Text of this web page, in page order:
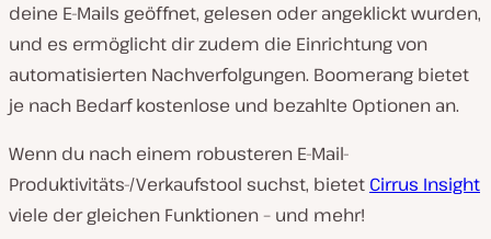
deine E-Mails geöffnet, gelesen oder angeklickt wurden,
und es ermöglicht dir zudem die Einrichtung von
automatisierten Nachverfolgungen. Boomerang bietet
je nach Bedarf kostenlose und bezahlte Optionen an.
Wenn du nach einem robusteren E-Mail-
Produktivitäts-/Verkaufstool suchst, bietet Cirrus Insight
viele der gleichen Funktionen – und mehr!